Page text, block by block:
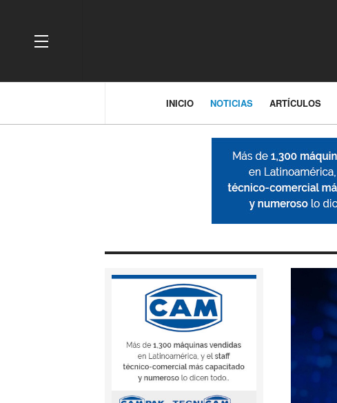
OFF CANVAS
INICIO NOTICIAS ARTÍCULOS